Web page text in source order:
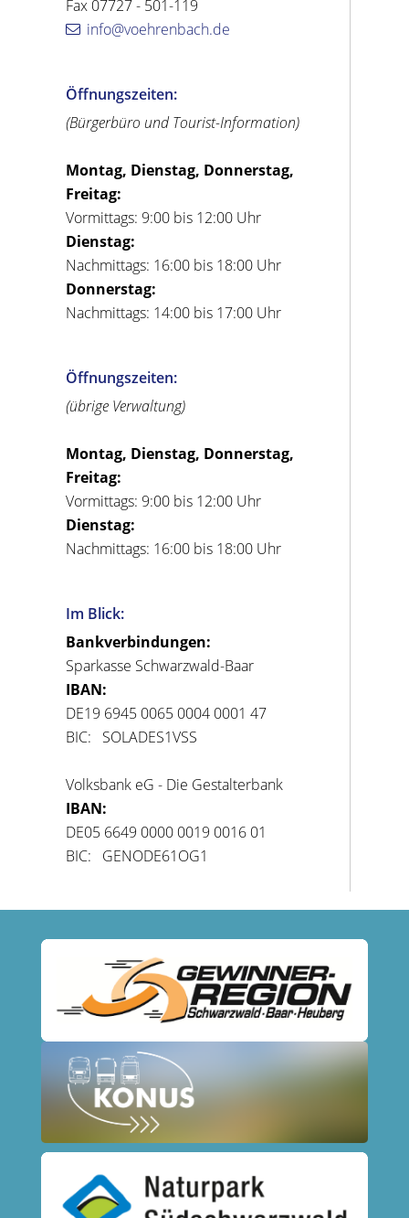
Fax 07727 - 501-119
info@voehrenbach.de
Öffnungszeiten:
(Bürgerbüro und Tourist-Information)
Montag, Dienstag, Donnerstag,
Freitag:
Vormittags: 9:00 bis 12:00 Uhr
Dienstag:
Nachmittags: 16:00 bis 18:00 Uhr
Donnerstag:
Nachmittags: 14:00 bis 17:00 Uhr
Öffnungszeiten:
(übrige Verwaltung)
Montag, Dienstag, Donnerstag,
Freitag:
Vormittags: 9:00 bis 12:00 Uhr
Dienstag:
Nachmittags: 16:00 bis 18:00 Uhr
Im Blick:
Bankverbindungen:
Sparkasse Schwarzwald-Baar
IBAN:
DE19 6945 0065 0004 0001 47
BIC: SOLADES1VSS
Volksbank eG - Die Gestalterbank
IBAN:
DE05 6649 0000 0019 0016 01
BIC: GENODE61OG1